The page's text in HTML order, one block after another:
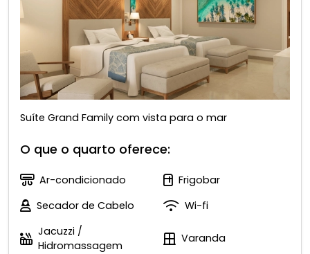
Suíte Grand Family com vista para o mar
O que o quarto oferece:
Ar-condicionado
Frigobar
Secador de Cabelo
Wi-fi
Jacuzzi /
Hidromassagem
Varanda